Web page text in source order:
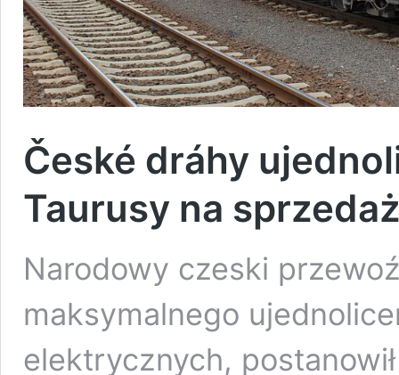
České dráhy
Taurusy na
Narodowy czeski
maksymalnego
elektrycznych,